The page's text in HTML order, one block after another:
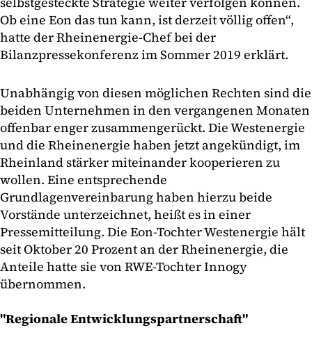
Ob eine Eon das tun kann, ist derzeit völlig offen“,
hatte der Rheinenergie-Chef bei der
Bilanzpressekonferenz im Sommer 2019 erklärt.
Unabhängig von diesen möglichen Rechten sind die
beiden Unternehmen in den vergangenen Monaten
offenbar enger zusammengerückt. Die Westenergie
und die Rheinenergie haben jetzt angekündigt, im
Rheinland stärker miteinander kooperieren zu
wollen. Eine entsprechende
Grundlagenvereinbarung haben hierzu beide
Vorstände unterzeichnet, heißt es in einer
Pressemitteilung. Die Eon-Tochter Westenergie hält
seit Oktober 20 Prozent an der Rheinenergie, die
Anteile hatte sie von RWE-Tochter Innogy
übernommen.
"Regionale Entwicklungspartnerschaft"